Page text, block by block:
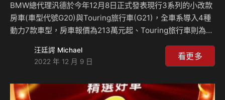
BMW總代理汎德於今年12月8日正式發表現行3系列的小改款
房車(車型代號G20)與Touring旅行車(G21)，全車系導入4種
動力7款車型，房車報價為213萬元起、Touring旅行車則為
汎德表示，目前3系列接單狀況共約350台，其中房車為120
台，但旅行車達到230台，比房車多出近一倍的量，可見國人
先向原廠下訂了1,500台訂單，以減少缺車狀況可能對銷售產
汪廷諤 Michael
2022 年 12 月 9 日
看更多